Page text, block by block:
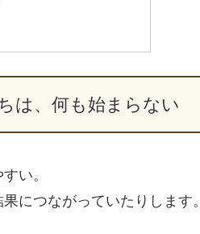
は、何も始まらない
い。
につながっていたりします。